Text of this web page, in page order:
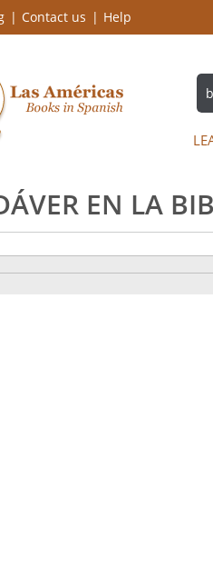
Contact us Help
EN LA